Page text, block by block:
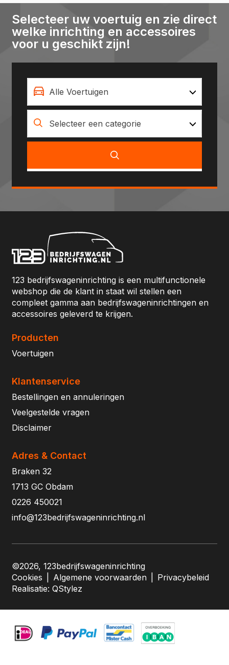
Selecteer uw voertuig en zie direct
welke inrichting en accessoires
voor u geschikt zijn!
Alle Voertuigen
Selecteer een categorie
123 bedrijfswageninrichting is een multifunctionele
webshop die de klant in staat wil stellen een
compleet gamma aan bedrijfswageninrichtingen en
accessoires geleverd te krijgen.
Producten
Voertuigen
Klantenservice
Bestellingen en annuleringen
Veelgestelde vragen
Disclaimer
Adres & Contact
Braken 32
1713 GC Obdam
0226 450021
info@123bedrijfswageninrichting.nl
©2026, 123bedrijfswageninrichting
Cookies
Algemene voorwaarden
Privacybeleid
Realisatie: QStylez